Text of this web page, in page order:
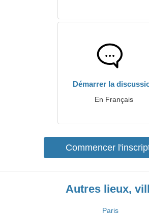
Démarrer la
En Français
Commencer
Autres lieux,
Paris